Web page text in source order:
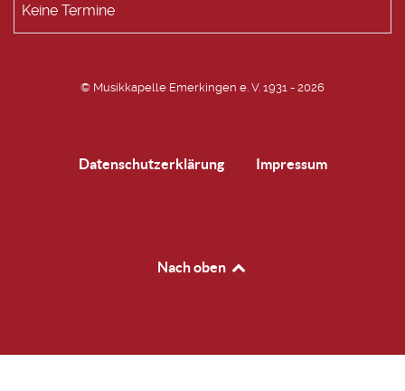
Keine Termine
© Musikkapelle Emerkingen e. V. 1931 - 2026
Datenschutzerklärung Impressum
Nach oben